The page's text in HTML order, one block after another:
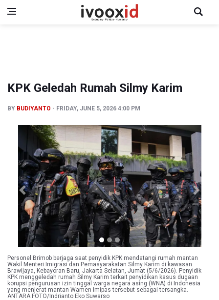
KPK Geledah Rumah Silmy Karim
BY BUDIYANTO FRIDAY, JUNE 5, 2026 4:00 PM
Previous Next
Personel Brimob berjaga saat penyidik KPK mendatangi rumah mantan
Wakil Menteri Imigrasi dan Pemasyarakatan Silmy Karim di kawasan
Brawijaya, Kebayoran Baru, Jakarta Selatan, Jumat (5/6/2026). Penyidik
KPK menggeledah rumah Silmy Karim terkait penyidikan kasus dugaan
korupsi pengurusan izin tinggal warga negara asing (WNA) di Indonesia
yang menjerat mantan Wamen Imipas tersebut sebagai tersangka.
ANTARA FOTO/Indrianto Eko Suwarso